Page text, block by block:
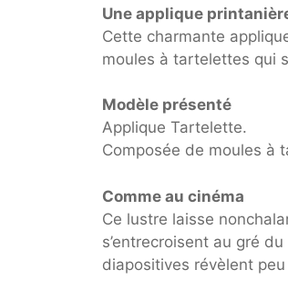
Une applique
Cette charmante
moules à tartelettes qui
Modèle présenté
Applique Tartelette.
Composée de moules à
Comme au cinéma
Ce lustre laisse
s’entrecroisent au gré
diapositives révèlent